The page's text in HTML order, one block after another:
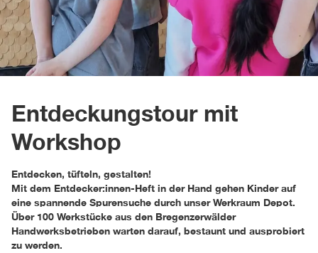
Entdeckungstour mit
Workshop
Entdecken, tüfteln, gestalten!
Mit dem Entdecker:innen-Heft in der Hand gehen Kinder auf
eine spannende Spurensuche durch unser Werkraum Depot.
Über 100 Werkstücke aus den Bregenzerwälder
Handwerksbetrieben warten darauf, bestaunt und ausprobiert
zu werden.